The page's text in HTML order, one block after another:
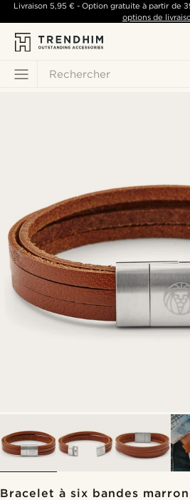
Rechercher
Livraison 5,95 €- Option gratuite à partir de
options de
Bracelet à six bandes